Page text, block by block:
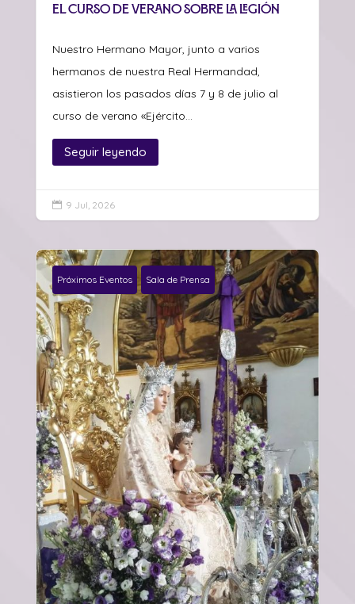
el curso de verano sobre La Legión
Nuestro Hermano Mayor, junto a varios
hermanos de nuestra Real Hermandad,
asistieron los pasados días 7 y 8 de julio al
curso de verano «Ejército...
Seguir leyendo
 9 Jul, 2026
Próximos Eventos Sala de Prensa